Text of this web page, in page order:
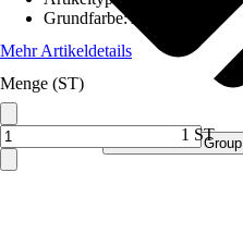
Verkauf durch: Procommerce Group
Grundfarbe:Anthrazit
Mehr Artikeldetails
Menge (ST)
1 ST